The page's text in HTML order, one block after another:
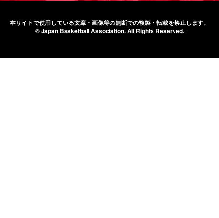
本サイトで使用している文章・画像等の無断での複製・転載を禁止します。
© Japan Basketball Association.All Rights Reserved.